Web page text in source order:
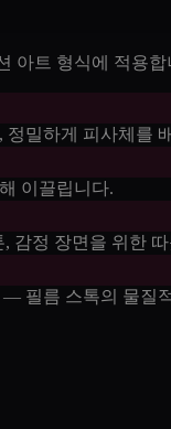
아트 형식에 적용합
밀하게 피사체를
이끌립니다.
감정 장면을 위한
— 필름 스톡의 물질